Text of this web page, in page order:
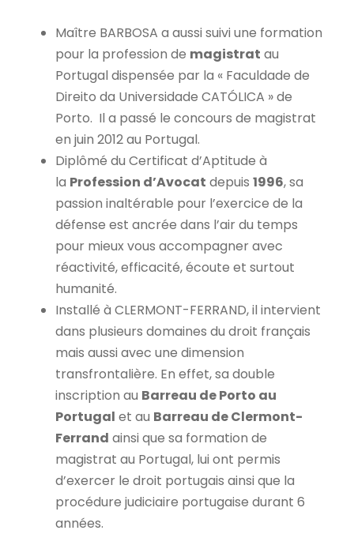
Maître BARBOSA a aussi suivi une formation
pour la profession de magistrat au
Portugal dispensée par la « Faculdade de
Direito da Universidade CATÓLICA » de
Porto. Il a passé le concours de magistrat
en juin 2012 au Portugal.
Diplômé du Certificat d’Aptitude à
la Profession d’Avocat depuis 1996, sa
passion inaltérable pour l’exercice de la
défense est ancrée dans l’air du temps
pour mieux vous accompagner avec
réactivité, efficacité, écoute et surtout
humanité.
Installé à CLERMONT-FERRAND, il intervient
dans plusieurs domaines du droit français
mais aussi avec une dimension
transfrontalière. En effet, sa double
inscription au Barreau de Porto au
Portugal et au Barreau de Clermont-
Ferrand ainsi que sa formation de
magistrat au Portugal, lui ont permis
d’exercer le droit portugais ainsi que la
procédure judiciaire portugaise durant 6
années.